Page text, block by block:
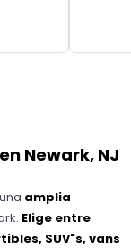
Newark, NJ
amplia
Elige entre
SUV"s, vans